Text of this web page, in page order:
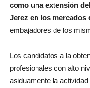
como una extensión
Jerez en los mercados
embajadores de los
Los candidatos a la
profesionales con alto
asiduamente la